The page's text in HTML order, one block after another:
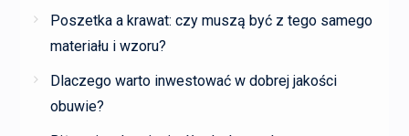
Poszetka a krawat: czy muszą być z tego samego
materiału i wzoru?
Dlaczego warto inwestować w dobrej jakości
obuwie?